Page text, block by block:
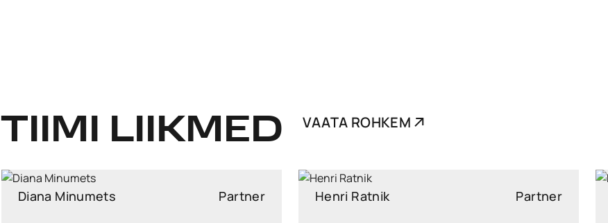
TIIMI LIIKMED VAATA ROHKEM
Henri Ratnik Partner Kristi Sild Partner